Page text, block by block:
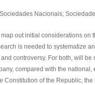
Nacionais;
out initial considerations
is needed to systematize
controversy. For both, will
compared with the
Constitution of the Republic,